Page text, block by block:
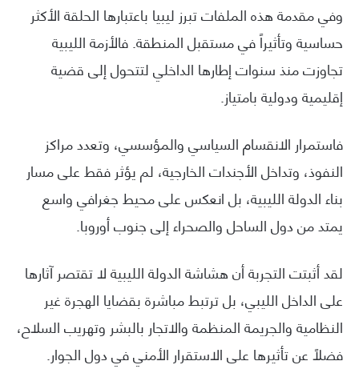
وفي مقدمة هذه الملفات تبرز ليبيا باعتبارها الحلقة الأكثر
حساسية وتأثيراً في مستقبل المنطقة. فالأزمة الليبية
تجاوزت منذ سنوات إطارها الداخلي لتتحول إلى قضية
إقليمية ودولية بامتياز.
فاستمرار الانقسام السياسي والمؤسسي، وتعدد مراكز
النفوذ، وتداخل الأجندات الخارجية، لم يؤثر فقط على مسار
بناء الدولة الليبية، بل انعكس على محيط جغرافي واسع
يمتد من دول الساحل والصحراء إلى جنوب أوروبا.
لقد أثبتت التجربة أن هشاشة الدولة الليبية لا تقتصر آثارها
على الداخل الليبي، بل ترتبط مباشرة بقضايا الهجرة غير
النظامية والجريمة المنظمة والاتجار بالبشر وتهريب السلاح،
فضلاً عن تأثيرها على الاستقرار الأمني في دول الجوار.